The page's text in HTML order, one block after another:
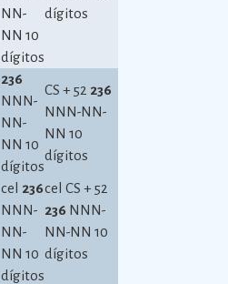
NN-
NN 10
dígitos
dígitos
236
NNN-
NN-
NN 10
dígitos
CS + 52 236
NNN-NN-
NN 10
dígitos
cel 236
NNN-
NN-
NN 10
dígitos
cel CS + 52
236 NNN-
NN-NN 10
dígitos